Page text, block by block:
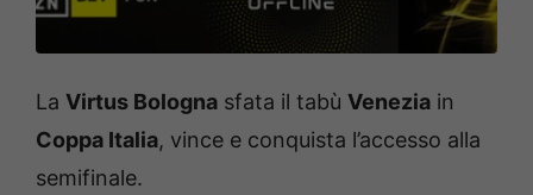
La Virtus Bologna sfata il tabù Venezia in
Coppa Italia, vince e conquista l’accesso alla
semifinale.